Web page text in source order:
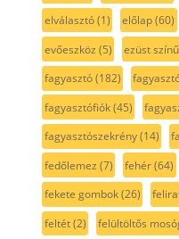
elválasztó(1) előlap(60)
evőeszköz (5) ezüst színű
fagyasztó(182)
fagyasztófiók(45)
fagyasztószekrény(14)
fedőlemez (7) fehér(64)
fekete gombok(26)
feltét(2) felültöltős